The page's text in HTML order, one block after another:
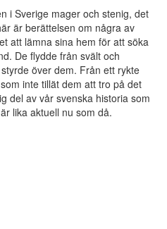
i Sverige mager och stenig, det
är berättelsen om några av
att lämna sina hem för att söka
De flydde från svält och
över dem. Från ett rykte
inte tillät dem att tro på det
del av vår svenska historia som
lika aktuell nu som då.